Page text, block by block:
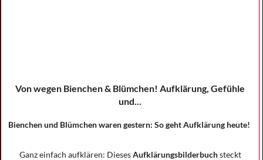
Von wegen Bienchen & Blümchen! Aufklärung, Gefühle
und...
Bienchen und Blümchen waren gestern: So geht Aufklärung heute!
Ganz einfach aufklären: DiesesAufklärungsbilderbuchsteckt